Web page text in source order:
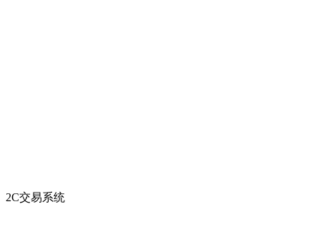
2C交易系统